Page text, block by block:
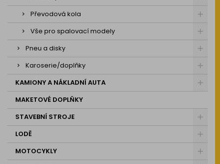
Převodová kola
Vše pro spalovací modely
Pneu a disky
Karoserie/doplňky
KAMIONY A NÁKLADNÍ AUTA
MAKETOVÉ DOPLŇKY
STAVEBNÍ STROJE
LODĚ
MOTOCYKLY